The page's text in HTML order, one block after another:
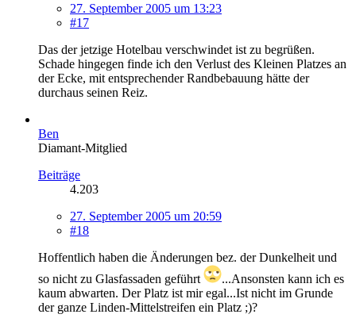
27. September 2005 um 13:23
#17
Das der jetzige Hotelbau verschwindet ist zu begrüßen.
Schade hingegen finde ich den Verlust des Kleinen Platzes an
der Ecke, mit entsprechender Randbebauung hätte der
durchaus seinen Reiz.
Ben
Diamant-Mitglied
Beiträge
4.203
27. September 2005 um 20:59
#18
Hoffentlich haben die Änderungen bez. der Dunkelheit und
so nicht zu Glasfassaden geführt
...Ansonsten kann ich es
kaum abwarten. Der Platz ist mir egal...Ist nicht im Grunde
der ganze Linden-Mittelstreifen ein Platz ;)?